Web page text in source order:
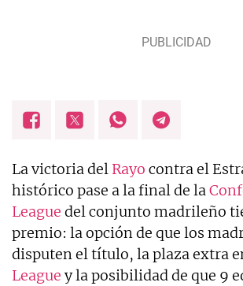
La victoria del Rayo contra el
histórico pase a la final de la
League del conjunto madrileño
premio: la opción de que los
disputen el título, la plaza extra
League y la posibilidad de que 9